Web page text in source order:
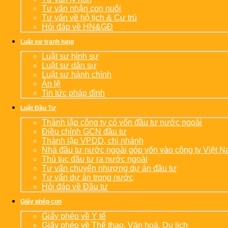
Tư vấn nhận con nuôi
Tư vấn về hộ tịch & Cư trú
Hỏi đáp về HN&GĐ
Luật sư tranh tụng
Luật sư hình sự
Luật sư dân sự
Luật sư hành chính
Án lệ
Tin tức pháp đình
Luật Đầu Tư
Thành lập công ty có vốn đầu tư nước ngoài
Điều chỉnh GCN đầu tư
Thành lập VPDD, chi nhánh
Nhà đầu tư nước ngoài góp vốn vào công ty Việt
Thủ tục đầu tư ra nước ngoài
Tư vấn chuyển nhượng dự án đầu tư
Tư vấn dự án trong nước
Hỏi đáp về Đầu tư
Giấy phép con
Giấy phép về Y tế
Giấy phép về Thể thao, Văn hoá, Du lịch